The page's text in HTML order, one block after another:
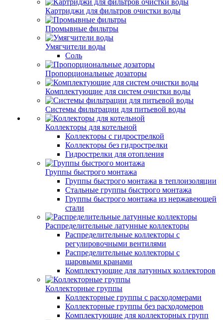
Картриджи для фильтров очистки воды
Промывные фильтры
Умягчители воды
Соль
Пропорциональные дозаторы
Комплектующие для систем очистки воды
Системы фильтрации для питьевой воды
Коллекторы для котельной
Коллекторы с гидрострелкой
Коллекторы без гидрострелки
Гидрострелки для отопления
Группы быстрого монтажа
Группы быстрого монтажа в теплоизоляции
Стальные группы быстрого монтажа
Группы быстрого монтажа из нержавеющей
стали
Распределительные латунные коллекторы
Распределительные коллекторы с
регулировочными вентилями
Распределительные коллекторы с
шаровыми кранами
Комплектующие для латунных коллекторов
Коллекторные группы
Коллекторные группы с расходомерами
Коллекторные группы без расходомеров
Комплектующие для коллекторных групп